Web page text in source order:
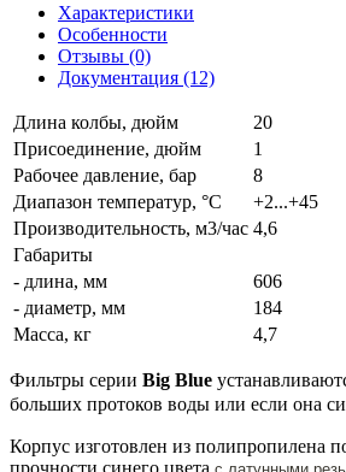
Характеристики
Особенности
Отзывы (0)
Документация (12)
Длина колбы, дюйм
20
Присоединение, дюйм
1
Рабочее давление, бар
8
Диапазон температур, °C
+2...+45
Производительность, м3/час 4,6
Габариты
- длина, мм
606
- диаметр, мм
184
Масса, кг
4,7
Фильтры серии Big Blue
больших протоков воды или если она
Корпус изготовлен из полипропилена
прочности синего цвета